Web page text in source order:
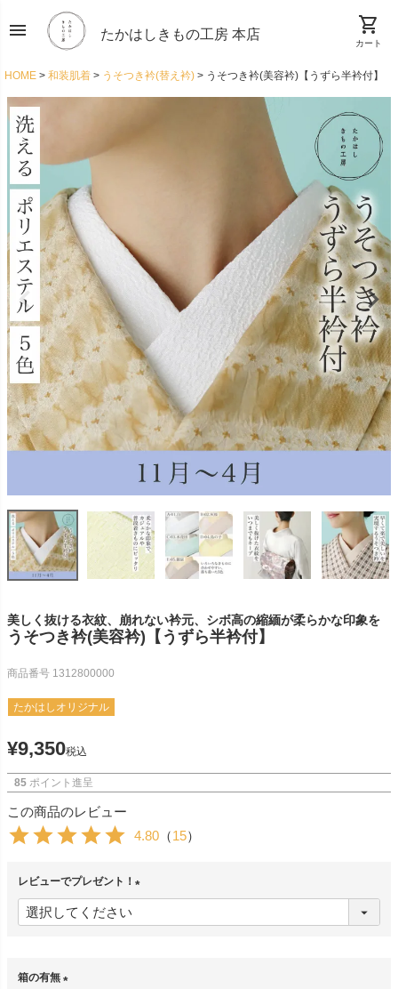
menu たかはしきもの工房 本店 shopping_cart
カート
HOME 和装肌着 うそつき衿(替え衿) うそつき衿(美容衿)【うずら半衿付】
美しく抜ける衣紋、崩れない衿元、シボ高の縮緬が柔らかな印象を
うそつき衿(美容衿)【うずら半衿付】
商品番号 1312800000
たかはしオリジナル
¥9,350税込
85 ポイント進呈
この商品のレビュー
4.80 （15）
レビューでプレゼント！
必
箱の有無